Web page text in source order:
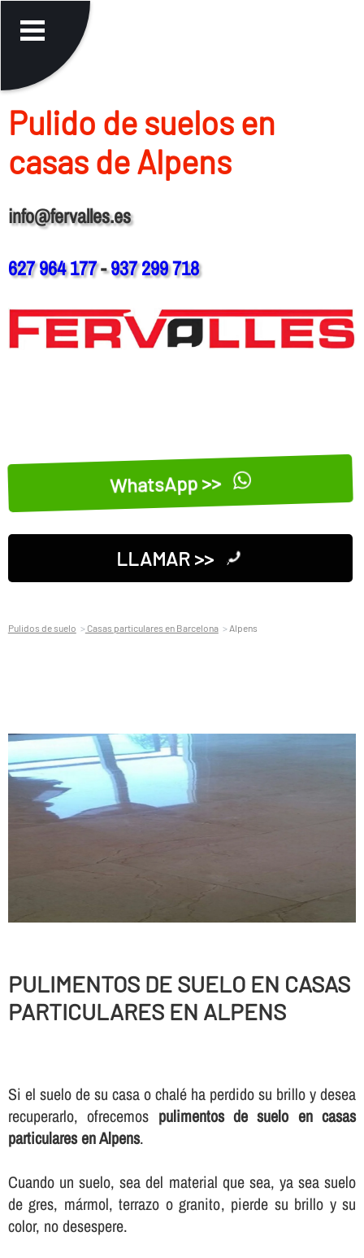
Pulido de suelos en
casas de Alpens
info@fervalles.es
627 964 177-937 299 718
WhatsApp >>
LLAMAR >>
Pulidos de suelo Casas particulares en Barcelona Alpens
PULIMENTOS DE SUELO EN CASAS
PARTICULARES EN ALPENS
Si el suelo de su casa o chalé ha perdido su brillo y desea
recuperarlo, ofrecemos pulimentos de suelo en casas
particulares en Alpens.
Cuando un suelo, sea del material que sea, ya sea suelo
de gres, mármol, terrazo o granito, pierde su brillo y su
color, no desespere.